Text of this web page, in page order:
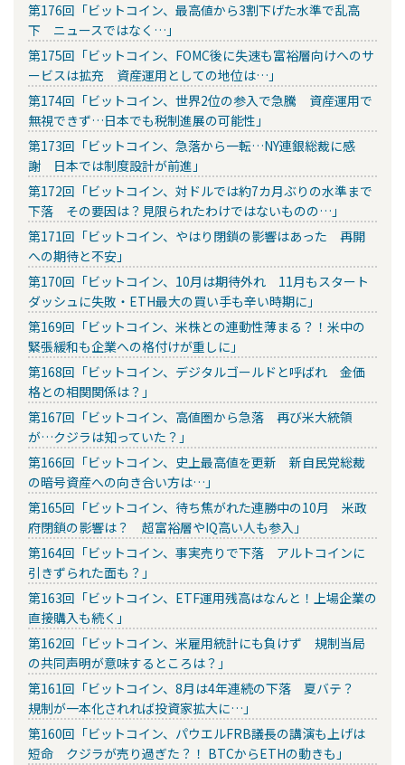
第176回「ビットコイン、最高値から3割下げた水準で乱高
下 ニュースではなく…」
第175回「ビットコイン、FOMC後に失速も富裕層向けへのサ
ービスは拡充 資産運用としての地位は…」
第174回「ビットコイン、世界2位の参入で急騰 資産運用で
無視できず…日本でも税制進展の可能性」
第173回「ビットコイン、急落から一転…NY連銀総裁に感
謝 日本では制度設計が前進」
第172回「ビットコイン、対ドルでは約7カ月ぶりの水準まで
下落 その要因は？見限られたわけではないものの…」
第171回「ビットコイン、やはり閉鎖の影響はあった 再開
への期待と不安」
第170回「ビットコイン、10月は期待外れ 11月もスタート
ダッシュに失敗・ETH最大の買い手も辛い時期に」
第169回「ビットコイン、米株との連動性薄まる？！米中の
緊張緩和も企業への格付けが重しに」
第168回「ビットコイン、デジタルゴールドと呼ばれ 金価
格との相関関係は？」
第167回「ビットコイン、高値圏から急落 再び米大統領
が…クジラは知っていた？」
第166回「ビットコイン、史上最高値を更新 新自民党総裁
の暗号資産への向き合い方は…」
第165回「ビットコイン、待ち焦がれた連勝中の10月 米政
府閉鎖の影響は？ 超富裕層やIQ高い人も参入」
第164回「ビットコイン、事実売りで下落 アルトコインに
引きずられた面も？」
第163回「ビットコイン、ETF運用残高はなんと！上場企業の
直接購入も続く」
第162回「ビットコイン、米雇用統計にも負けず 規制当局
の共同声明が意味するところは？」
第161回「ビットコイン、8月は4年連続の下落 夏バテ？
規制が一本化されれば投資家拡大に…」
第160回「ビットコイン、パウエルFRB議長の講演も上げは
短命 クジラが売り過ぎた？！ BTCからETHの動きも」